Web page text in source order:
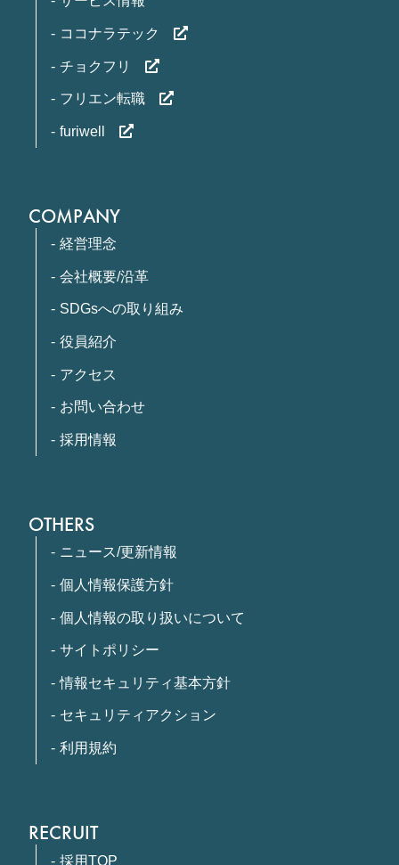
ココナラテック
チョクフリ
フリエン転職
furiwell
COMPANY
経営理念
会社概要/沿革
SDGsへの取り組み
役員紹介
アクセス
お問い合わせ
採用情報
OTHERS
ニュース/更新情報
個人情報保護方針
個人情報の取り扱いについて
サイトポリシー
情報セキュリティ基本方針
セキュリティアクション
利用規約
RECRUIT
採用TOP